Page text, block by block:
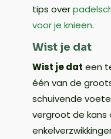
tips over
voor je knieën.
Wist je dat
Wist je dat een
één van de
schuivende
vergroot de kans